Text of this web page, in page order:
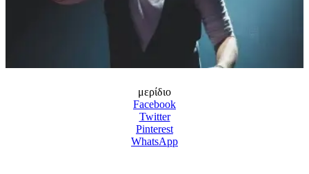
μερίδιο
Facebook
Twitter
Pinterest
WhatsApp